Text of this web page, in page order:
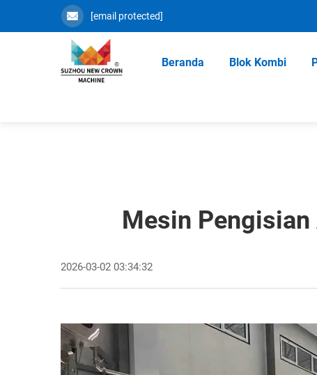
[email protected]
Beranda Blok Kombi
Mesin Pengisian
2026-03-02 03:34:32